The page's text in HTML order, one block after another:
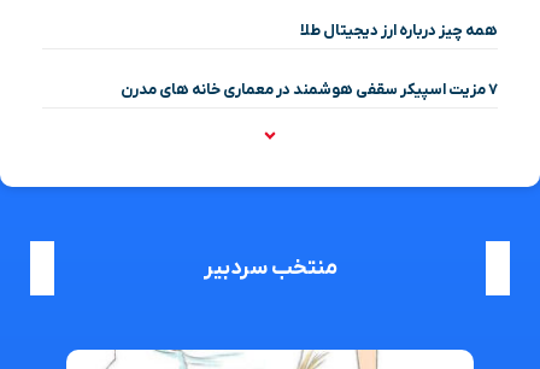
همه چیز درباره ارز دیجیتال طلا
۷ مزیت اسپیکر سقفی هوشمند در معماری خانه‌ های مدرن
منتخب سردبیر